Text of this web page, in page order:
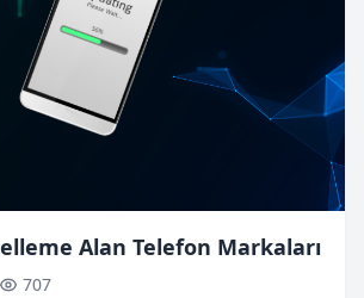
Alan Telefon Markaları
707